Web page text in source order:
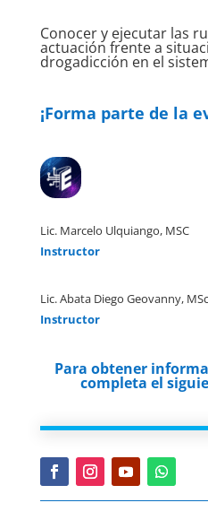
Conocer y ejecutar las
actuación frente a
drogadicción en el
¡Forma parte de la
Lic. Marcelo Ulquiango, MSC
Instructor
Lic. Abata Diego Geovanny, MSc
Instructor
Para obtener
completa el